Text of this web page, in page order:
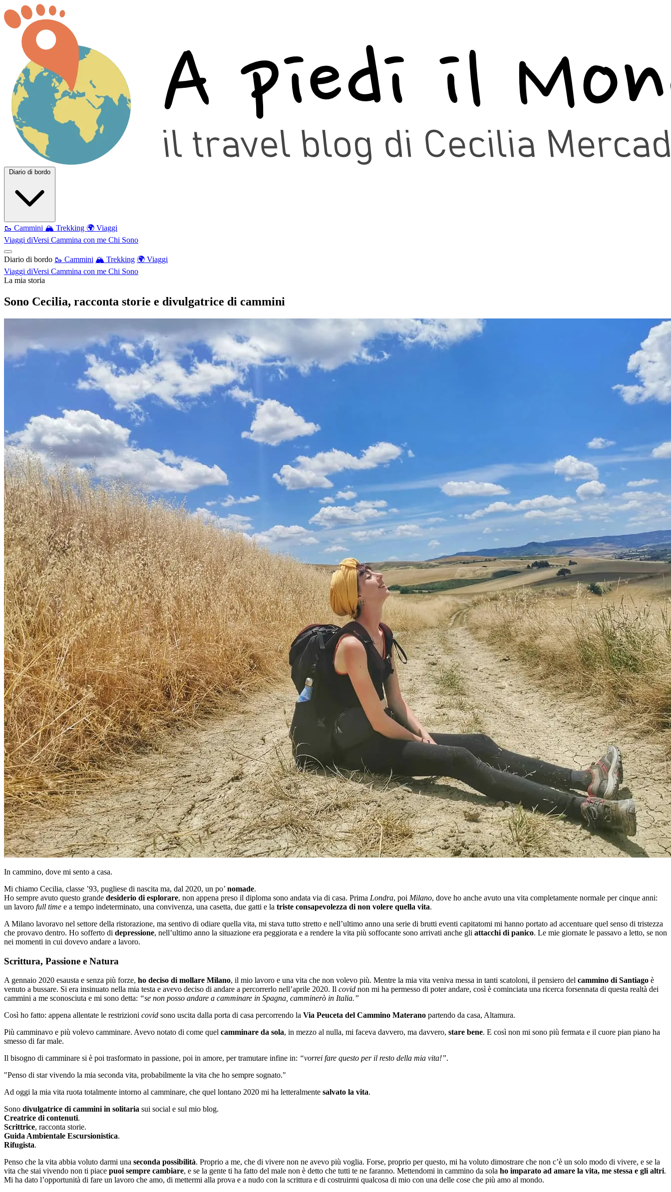
Diario di bordo
🥾 Cammini 🏔️ Trekking 🌍 Viaggi
Viaggi diVersi Cammina con me Chi Sono
Diario di bordo 🥾 Cammini 🏔️ Trekking 🌍 Viaggi
Viaggi diVersi Cammina con me Chi Sono
La mia storia
Sono Cecilia, racconta storie e divulgatrice di cammini
In cammino, dove mi sento a casa.
Mi chiamo Cecilia, classe ’93, pugliese di nascita ma, dal 2020, un po’ nomade.
Ho sempre avuto questo grande desiderio di esplorare, non appena preso il diploma sono andata via di casa. Prima Londra, poi Milano, dove ho anche avuto una vita completamente normale per cinque anni:
un lavoro full time e a tempo indeterminato, una convivenza, una casetta, due gatti e la triste consapevolezza di non volere quella vita.
A Milano lavoravo nel settore della ristorazione, ma sentivo di odiare quella vita, mi stava tutto stretto e nell’ultimo anno una serie di brutti eventi capitatomi mi hanno portato ad accentuare quel senso di tristezza
che provavo dentro. Ho sofferto di depressione, nell’ultimo anno la situazione era peggiorata e a rendere la vita più soffocante sono arrivati anche gli attacchi di panico. Le mie giornate le passavo a letto, se non
nei momenti in cui dovevo andare a lavoro.
Scrittura, Passione e Natura
A gennaio 2020 esausta e senza più forze, ho deciso di mollare Milano, il mio lavoro e una vita che non volevo più. Mentre la mia vita veniva messa in tanti scatoloni, il pensiero del cammino di Santiago è
venuto a bussare. Si era insinuato nella mia testa e avevo deciso di andare a percorrerlo nell’aprile 2020. Il covid non mi ha permesso di poter andare, così è cominciata una ricerca forsennata di questa realtà dei
cammini a me sconosciuta e mi sono detta: “se non posso andare a camminare in Spagna, camminerò in Italia.”
Così ho fatto: appena allentate le restrizioni covid sono uscita dalla porta di casa percorrendo la Via Peuceta del Cammino Materano partendo da casa, Altamura.
Più camminavo e più volevo camminare. Avevo notato di come quel camminare da sola, in mezzo al nulla, mi faceva davvero, ma davvero, stare bene. E così non mi sono più fermata e il cuore pian piano ha
smesso di far male.
Il bisogno di camminare si è poi trasformato in passione, poi in amore, per tramutare infine in: “vorrei fare questo per il resto della mia vita!”.
"Penso di star vivendo la mia seconda vita, probabilmente la vita che ho sempre sognato."
Ad oggi la mia vita ruota totalmente intorno al camminare, che quel lontano 2020 mi ha letteralmente salvato la vita.
Sono divulgatrice di cammini in solitaria sui social e sul mio blog.
Creatrice di contenuti.
Scrittrice, racconta storie.
Guida Ambientale Escursionistica.
Rifugista.
Penso che la vita abbia voluto darmi una seconda possibilità. Proprio a me, che di vivere non ne avevo più voglia. Forse, proprio per questo, mi ha voluto dimostrare che non c’è un solo modo di vivere, e se la
vita che stai vivendo non ti piace puoi sempre cambiare, e se la gente ti ha fatto del male non è detto che tutti te ne faranno. Mettendomi in cammino da sola ho imparato ad amare la vita, me stessa e gli altri.
Mi ha dato l’opportunità di fare un lavoro che amo, di mettermi alla prova e a nudo con la scrittura e di costruirmi qualcosa di mio con una delle cose che più amo al mondo.